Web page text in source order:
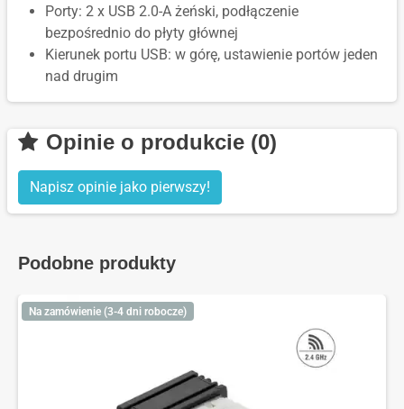
Porty: 2 x USB 2.0-A żeński, podłączenie
bezpośrednio do płyty głównej
Kierunek portu USB: w górę, ustawienie portów jeden
nad drugim
Opinie o produkcie (0)
Napisz opinie jako pierwszy!
Podobne produkty
Na zamówienie (3-4 dni robocze)